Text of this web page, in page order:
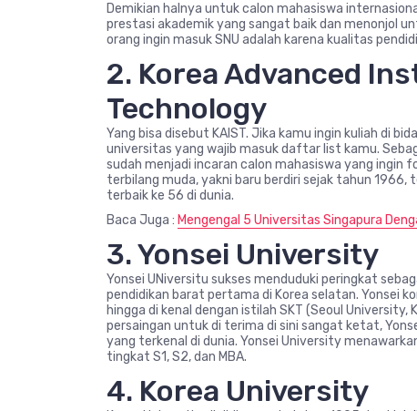
Demikian halnya untuk calon mahasiswa
prestasi akademik yang sangat baik dan menonjol
orang ingin masuk SNU adalah karena kualitas
2. Korea Advanced
Technology
Yang bisa disebut KAIST. Jika kamu ingin kuliah di
universitas yang wajib masuk daftar list kamu.
sudah menjadi incaran calon mahasiswa yang ingin
terbilang muda, yakni baru berdiri sejak tahun
terbaik ke 56 di dunia.
Baca Juga : Mengengal 5 Universitas Singapura
3. Yonsei University
Yonsei UNiversitu sukses menduduki peringkat
pendidikan barat pertama di Korea selatan. Yonsei
hingga di kenal dengan istilah SKT (Seoul
persaingan untuk di terima di sini sangat ketat,
yang terkenal di dunia. Yonsei University
tingkat S1, S2, dan MBA.
4. Korea University